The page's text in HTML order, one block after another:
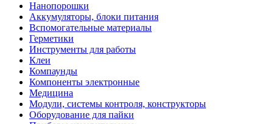
Нанопорошки
Аккумуляторы, блоки питания
Вспомогательные материалы
Герметики
Инструменты для работы
Клеи
Компаунды
Компоненты электронные
Медицина
Модули, системы контроля, конструкторы
Оборудование для пайки